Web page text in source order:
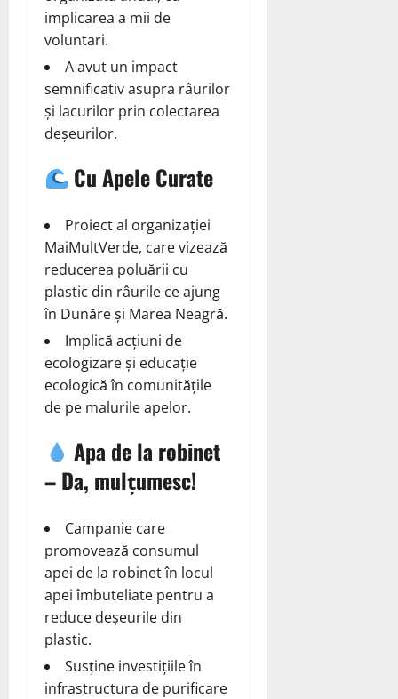
implicarea a mii de
voluntari.
A avut un impact
semnificativ asupra râurilor
și lacurilor prin colectarea
deșeurilor.
Cu Apele Curate
Proiect al organizației
MaiMultVerde, care vizează
reducerea poluării cu
plastic din râurile ce ajung
în Dunăre și Marea Neagră.
Implică acțiuni de
ecologizare și educație
ecologică în comunitățile
de pe malurile apelor.
Apa de la robinet
– Da, mulțumesc!
Campanie care
promovează consumul
apei de la robinet în locul
apei îmbuteliate pentru a
reduce deșeurile din
plastic.
Susține investițiile în
infrastructura de purificare